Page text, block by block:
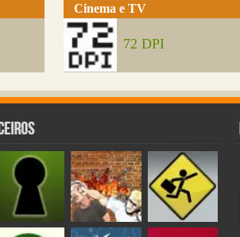
Cinema e TV
72 DPI